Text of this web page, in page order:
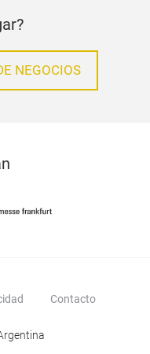
NEGOCIOS
Contacto